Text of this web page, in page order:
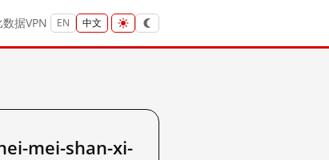
数据VPN EN 中文
mei-shan-xi-